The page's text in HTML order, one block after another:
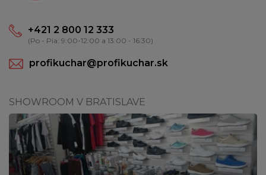
+421 2 800 12 333
(Po - Pia: 9:00-12:00 a 13:00 - 16:30)
profikuchar@profikuchar.sk
SHOWROOM V BRATISLAVE